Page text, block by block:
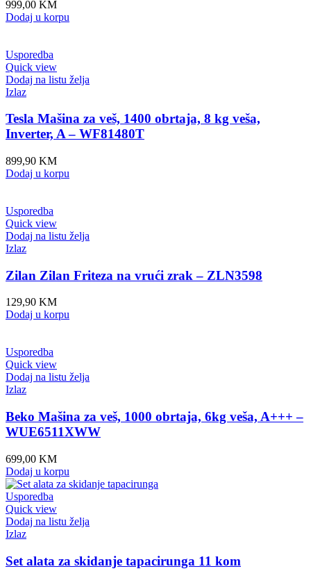
999,00 KM
Dodaj u korpu
Usporedba
Quick view
Dodaj na listu želja
Izlaz
Tesla Mašina za veš, 1400 obrtaja, 8 kg veša,
Inverter, A – WF81480T
899,90 KM
Dodaj u korpu
Usporedba
Quick view
Dodaj na listu želja
Izlaz
Zilan Zilan Friteza na vrući zrak – ZLN3598
129,90 KM
Dodaj u korpu
Usporedba
Quick view
Dodaj na listu želja
Izlaz
Beko Mašina za veš, 1000 obrtaja, 6kg veša, A+++ –
WUE6511XWW
699,00 KM
Dodaj u korpu
Usporedba
Quick view
Dodaj na listu želja
Izlaz
Set alata za skidanje tapacirunga 11 kom